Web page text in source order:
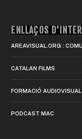
ENLLAÇOS
AREAVISUAL.ORG :
CATALAN FILMS
FORMACIÓ AUDIOVISUAL
PODCAST MAC